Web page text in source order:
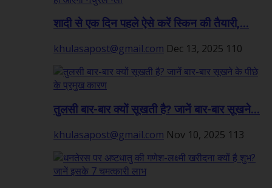
शादी से एक दिन पहले ऐसे करें स्किन की तैयारी,...
khulasapost@gmail.com Dec 13, 2025 110
तुलसी बार-बार क्यों सूखती है? जानें बार-बार सूखने...
khulasapost@gmail.com Nov 10, 2025 113